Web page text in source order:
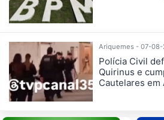
Ariquemes - 07-
Polícia Civil
Quirinus e
Cautelares em